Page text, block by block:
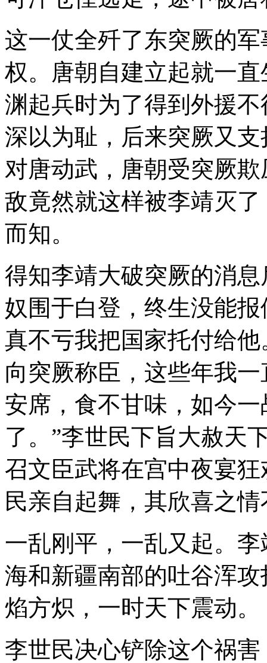
这一仗全歼了东突厥的
权。唐朝自建立起就一
渊起兵时为了得到外援
深以为耻，后来突厥又
对唐动武，唐朝受突厥
敌竟然就这样被李靖灭
而知。
得知李靖大破突厥的消
奴围于白登，终生没能
真不亏我把国家托付给
向突厥称臣，这些年我
安席，食不甘味，如今
了。”李世民下旨大赦天
召文臣武将在宫中夜宴
民亲自起舞，其欣喜之
一乱刚平，一乱又起。
海和新疆南部的吐谷浑
焰方炽，一时天下震动。
李世民决心铲除这个祸